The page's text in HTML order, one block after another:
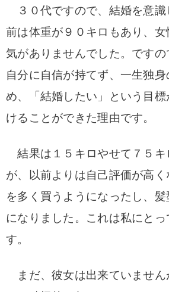
３０代ですので、結婚を意識
前は体重が９０キロもあり、
気がありませんでした。ですの
自分に自信が持てず、一生独
め、「結婚したい」という目
けることができた理由です。
結果は１５キロやせて７５キ
が、以前よりは自己評価が高
を多く買うようになったし、髪
になりました。これは私にと
す。
まだ、彼女は出来ていません